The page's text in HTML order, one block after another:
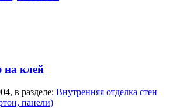
клей
, в разделе: Внутренняя отделка стен
панели)